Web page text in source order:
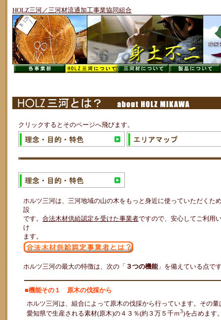
HOLZ三河／三河材流通加工事業協同組合
クリックするとそのページへ飛びます。
ホルツ三河は、三河地域の山の木をもっと身近に使っていただくた
設
です。 合法木材供給認定を受けた事業者ですので、安心してご利用
け
ます。
ホルツ三河の最大の特徴は、次の「 ３つの機能」を備えている点で
■機能その１ 原木の伐採から
ホルツ三河は、組合によって原木の伐採から行っています。その量
愛知県で生産される素材(原木)の４３％(約３万５千ｍ3)を占めます